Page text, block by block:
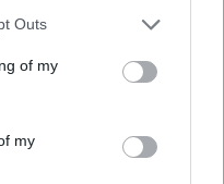
one or more Google
You may click to
its third-party tags to
in below Google
Outs
of my
my
estadísticas en
que Nacho Martínez del
con sus 190 puntos.
a las puertas de